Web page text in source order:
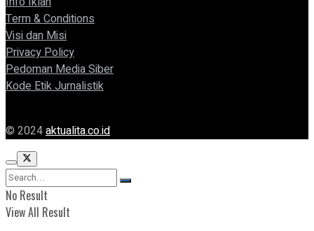
Term & Conditions
Visi dan Misi
Privacy Policy
Pedoman Media Siber
Kode Etik Jurnalistik
© 2024aktualita.co.id
No Result
View All Result